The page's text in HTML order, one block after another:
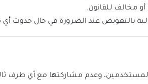
مخالف للقانون.
بالتعويض عند الضرورة في حال حدوث أي
المستخدمين، وعدم مشاركتها مع أي طرف